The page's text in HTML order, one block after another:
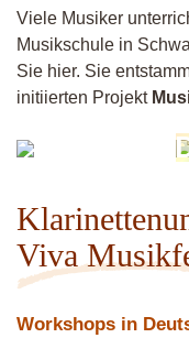
Viele Musiker
Musikschule in
Sie hier. Sie
initiierten Projekt
Viva
Workshops in